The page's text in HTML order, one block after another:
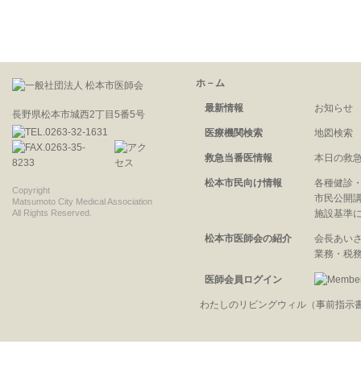
長野県松本市城西2丁目5番5号
Copyright
Matsumoto City Medical Association
All Rights Reserved.
ホ－ム
最新情報 お知らせ
医療機関検索 地図検索
救急当番医情報 本日の救
松本市民向け情報
各種健診
市民公開
施設基準
松本市医師会の紹介
会長あい
業務・税
医師会員ログイン
わたしのリビングウィル（事前指示